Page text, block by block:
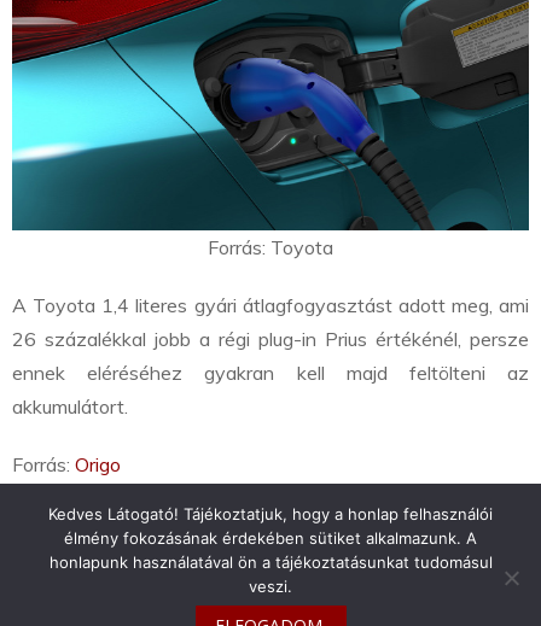
Forrás: Toyota
A Toyota 1,4 literes gyári átlagfogyasztást adott meg , ami
26 százalékkal jobb a régi plug-in Prius értékénél, persze
ennek eléréséhez gyakran kell majd feltölteni az
akkumulátort.
Forrás: Origo
info@toyotaclub.hu
Kedves Látogató! Tájékoztatjuk, hogy a honlap felhasználói
élmény fokozásának érdekében sütiket alkalmazunk. A
honlapunk használatával ön a tájékoztatásunkat tudomásul
veszi.